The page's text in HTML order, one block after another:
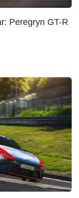
Peregryn GT-R